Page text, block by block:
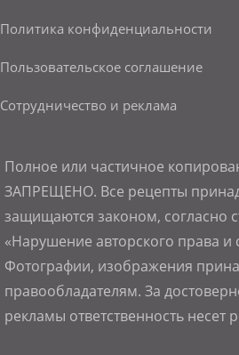
Политика конфиденциальности
Пользовательское соглашение
Сотрудничество и реклама
Полное или частичное
ЗАПРЕЩЕНО. Все рецепты
защищаются законом, согласно
«Нарушение авторского права
Фотографии, изображения
правообладателям. За
рекламы ответственность несет